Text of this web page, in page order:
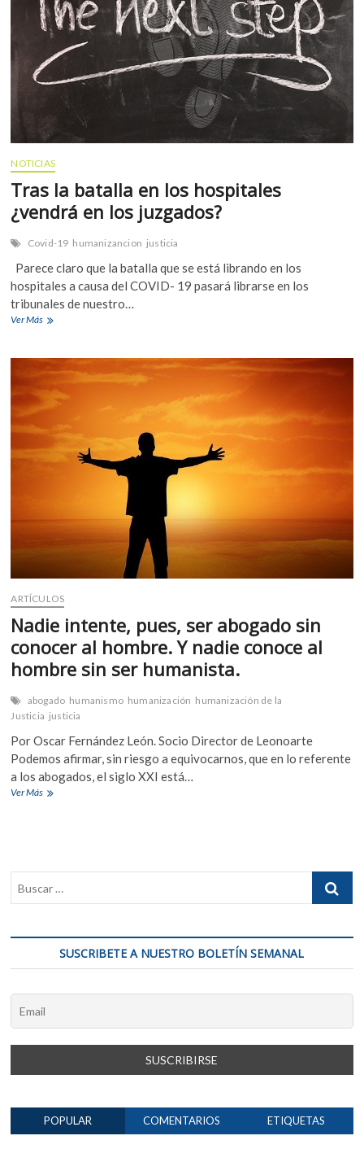
NOTICIAS
Tras la batalla en los hospitales
¿vendrá en los juzgados?
Covid-19 humanizancion justicia
Parece claro que la batalla que se está librando en los
hospitales a causa del COVID- 19 pasará librarse en los
tribunales de nuestro…
Ver MásTras
en
los
hospitales
¿vendrá
los
juzgados?
ARTÍCULOS
Nadie intente, pues, ser abogado sin
conocer al hombre. Y nadie conoce al
hombre sin ser humanista.
abogado humanismo humanización humanización de la
Justicia justicia
Por Oscar Fernández León. Socio Director de Leonoarte
Podemos afirmar, sin riesgo a equivocarnos, que en lo referente
a los abogados, el siglo XXI está…
Ver MásNadie
al
nadie
conoce
al
sin
ser
humanista.
SUSCRIBETE A NUESTRO BOLETÍN SEMANAL
POPULAR COMENTARIOS ETIQUETAS